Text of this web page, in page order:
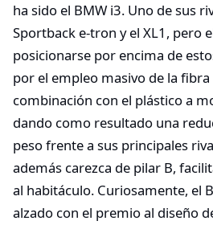
ha sido el BMW i3. Uno de sus
Sportback e-tron y el XL1, pero
posicionarse por encima de
por el empleo masivo de la
combinación con el plástico a
dando como resultado una
peso frente a sus principales
además carezca de pilar B,
al habitáculo. Curiosamente, el
alzado con el premio al diseño